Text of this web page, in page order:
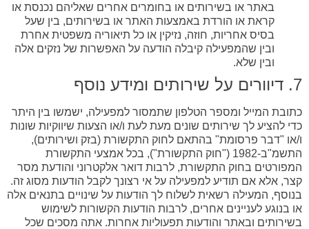
באתר או בשירותים או בחומרים אחרים שאליהם נכנסת או
קראת או הורדת באמצעות האתר או בשירותים, בין שעל
בסיס אחריות, חוזה, נזיקין או כל תיאוריה משפטית אחרת
ובין שהמפעילה קיבלה הודעה על האפשרות של נזקים אלה
ובין שלא.
7. דיוורים על שירותים ומידע נוסף
כתובת המייל ומספר הטלפון שתמסור למפעילה, ישמשו בין היתר
כדי להציע לך שירותים שונים מעת לעת ו/או הצעות שיווקיות שונות
ו/או "דבר פרסומת" בהתאם לחוק התקשורת (בזק ושירותים),
התשמ"ב-1982 ("חוק התקשורת"), בכל אמצעי התקשורת
המפורטים בחוק התקשורת, לרבות דואר אלקטרוני והודעת מסר
קצר, אלא אם תודיע למפעילה על אי רצונך לקבל הודעות מסוג זה.
בנוסף, המעילה רשאית לשלוח לך הודעות על שינויים בתנאים אלה
או בנוגע לעניינים אחרים, לרבות הודעות הקשורות לשימוש
בשירותים ובאתר והודעות תפעוליות אחרות. אתה מסכים שכל